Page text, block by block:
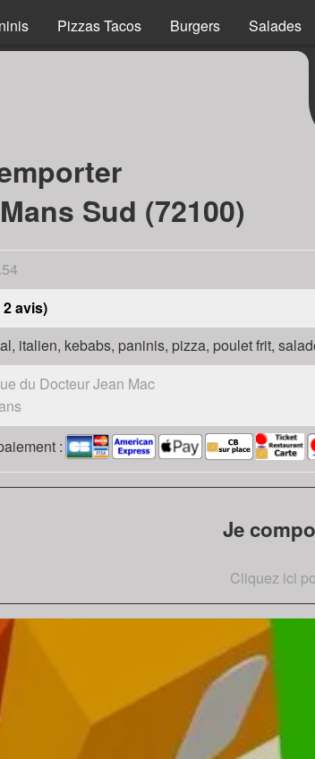
Pizzas Tacos Burgers Salades
Sud (72100)
avis)
italien, kebabs, paninis, pizza, poulet frit,
du Docteur Jean Mac
:
Je
Cliquez ici